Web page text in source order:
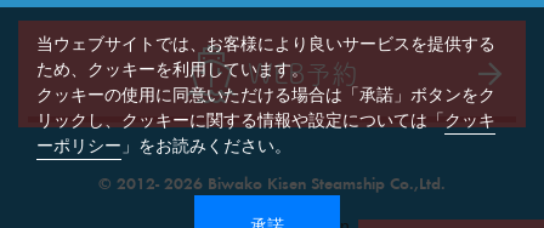
当ウェブサイトでは、お客様により良いサービスを提供する
ため、クッキーを利用しています。
クッキーの使用に同意いただける場合は「承諾」ボタンをク
リックし、クッキーに関する情報や設定については「クッキ
ーポリシー 」をお読みください。
WEB予約
© 2012- 2026 Biwako Kisen Steamship Co.,Ltd.